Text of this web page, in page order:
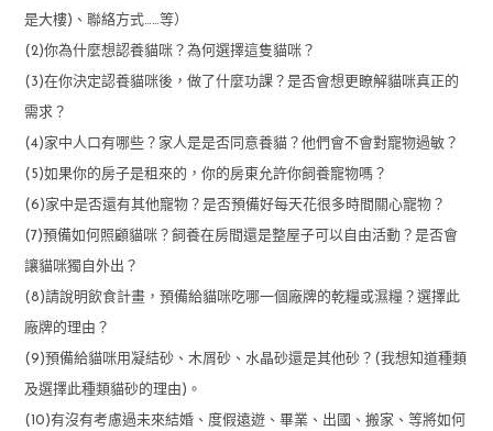
是大樓)、聯絡方式……等）
(2)你為什麼想認養貓咪？為何選擇這隻貓咪？
(3)在你決定認養貓咪後，做了什麼功課？是否會想更瞭解貓咪真正的
需求？
(4)家中人口有哪些？家人是是否同意養貓？他們會不會對寵物過敏？
(5)如果你的房子是租來的，你的房東允許你飼養寵物嗎？
(6)家中是否還有其他寵物？是否預備好每天花很多時間關心寵物？
(7)預備如何照顧貓咪？飼養在房間還是整屋子可以自由活動？是否會
讓貓咪獨自外出？
(8)請說明飲食計畫，預備給貓咪吃哪一個廠牌的乾糧或濕糧？選擇此
廠牌的理由？
(9)預備給貓咪用凝結砂、木屑砂、水晶砂還是其他砂？(我想知道種類
及選擇此種類貓砂的理由)。
(10)有沒有考慮過未來結婚、度假遠遊、畢業、出國、搬家、等將如何